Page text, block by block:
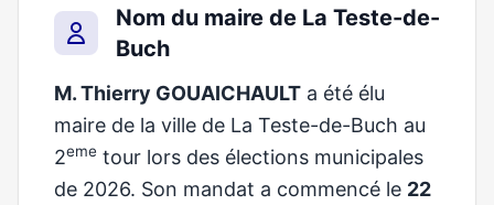
Nom du maire de La Teste-de-
Buch
M. Thierry GOUAICHAULT a été élu
maire de la ville de La Teste-de-Buch au
2eme tour lors des élections municipales
de 2026. Son mandat a commencé le 22